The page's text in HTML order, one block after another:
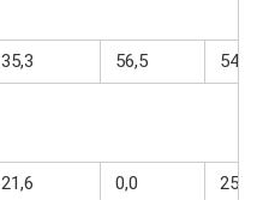
35,3 56,5 544
21,6 0,0
259